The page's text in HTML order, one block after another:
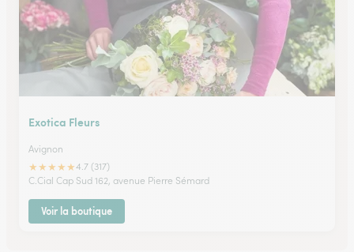
Exotica Fleurs
Avignon
★★★★★4.7 (317)
C.Cial Cap Sud 162, avenue Pierre Sémard
Voir la boutique